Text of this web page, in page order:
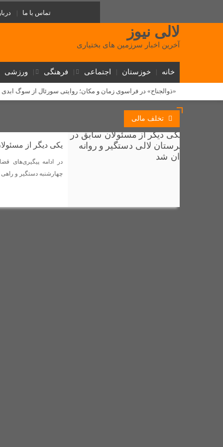
تماس با ما
لالی نیوز
آخرین اخبار سرزمین های بختیاری
خانه خوزستان اجتماعی فرهنگی ورزشی
«ذوالجناح» در فراسوی زمان و مکان؛ روایتی سورئال از سوگ
یک مرکز غیرمجاز مداخله‌گر در امور پزشکی در شهرستان لالی
‌طلوع عدالت آموزشی در لالی: گامی تاریخی برای آینده دختران
روابط سرد نماینده و فرماندار لالی؛ (استوری) جنجالی رضا جباری،
گامی بلند توسعه ارتباطات در لالی؛ فیبر نوری به شهر می‌رسد و ۵ روستا از اینترنت همراه برخوردار شدند
تخلف مالی
یکی دیگر از
در ادامه پیگیری‌های
چهارشنبه دستگیر و